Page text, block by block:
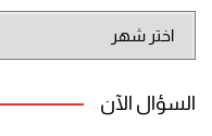
الموقع
السؤال الآن